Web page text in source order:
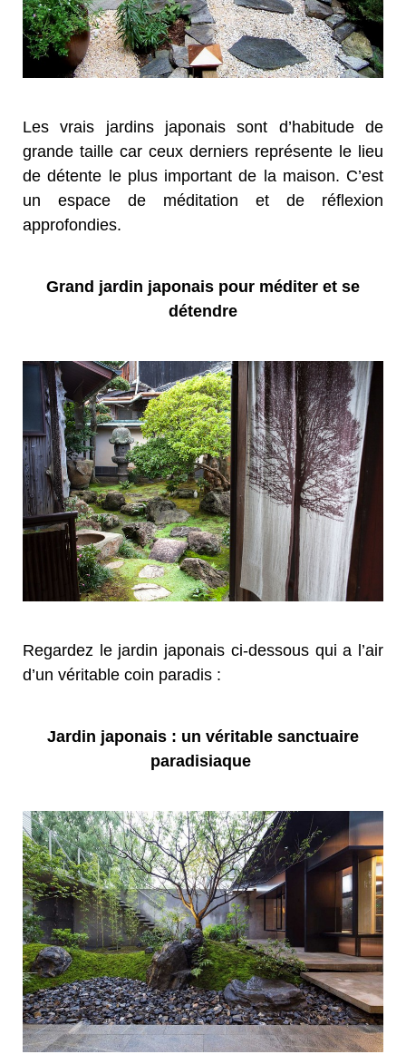
Les vrais jardins japonais sont d’habitude de
grande taille car ceux derniers représente le lieu
de détente le plus important de la maison. C’est
un espace de méditation et de réflexion
approfondies.
Grand jardin japonais pour méditer et se
détendre
Regardez le jardin japonais ci-dessous qui a l’air
d’un véritable coin paradis :
Jardin japonais : un véritable sanctuaire
paradisiaque